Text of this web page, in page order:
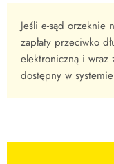
Jeśli e-sąd orzeknie
zapłaty przeciwko
elektroniczną i wraz
dostępny w